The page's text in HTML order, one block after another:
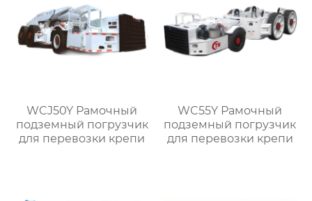
WCJ50Y Рамочный
подземный погрузчик
для перевозки крепи
WC55Y Рамочный
подземный погрузчик
для перевозки крепи